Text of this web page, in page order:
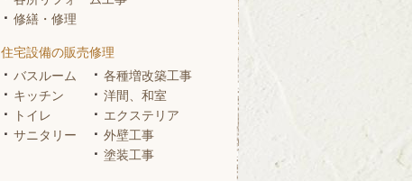
修繕・修理
住宅設備の販売修理
バスルーム
キッチン
トイレ
サニタリー
各種増改築工事
洋間、和室
エクステリア
外壁工事
塗装工事